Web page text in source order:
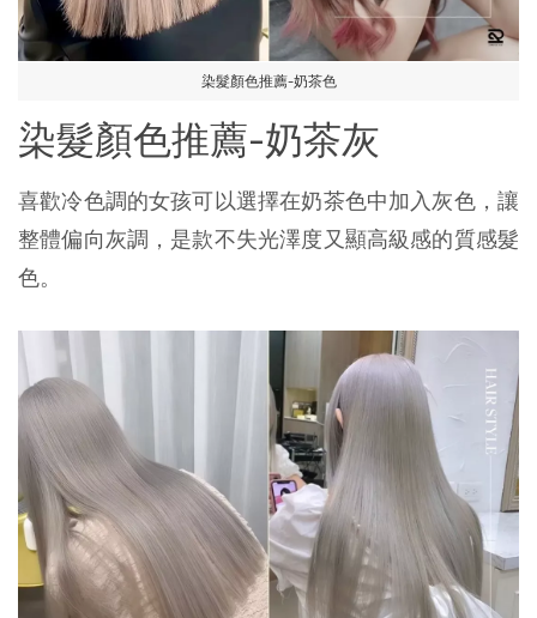
染髮顏色推薦-奶茶色
染髮顏色推薦-奶茶灰
喜歡冷色調的女孩可以選擇在奶茶色中加入灰色，讓
整體偏向灰調，是款不失光澤度又顯高級感的質感髮
色。